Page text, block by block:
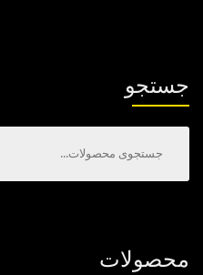
است
جستجو
محصولات